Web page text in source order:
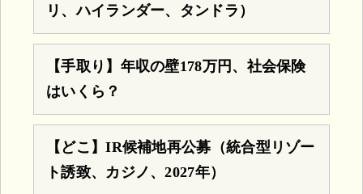
リ、ハイランダー、タンドラ）
【手取り】年収の壁178万円、社会保険
はいくら？
【どこ】IR候補地再公募（統合型リゾー
ト誘致、カジノ、2027年）